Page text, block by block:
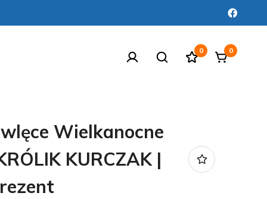
0 0
Wielkanocne
KURCZAK |